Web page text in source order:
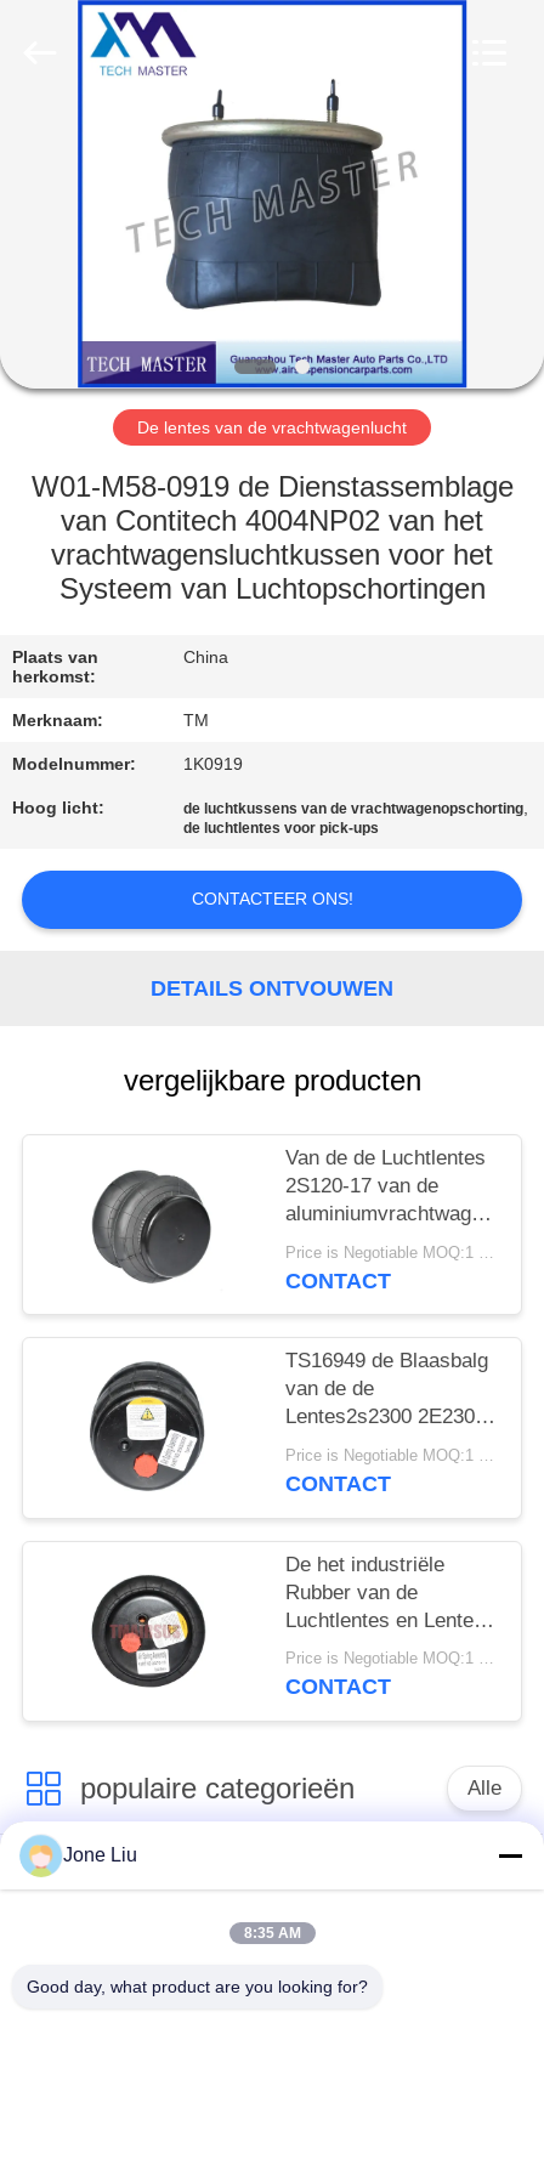
PRODUCTEN
OVER
ONS
FABRIEKSRONDLEIDING
KWALITEITSCONTROLE
CONTACT
MET
NIEUWS
EEN
OFFERTE
SITEMAP
PRIVACY
BELEID
De lentes van de vrachtwagenlucht
W01-M58-0919 de Dienstassemblage
van Contitech 4004NP02 van het
vrachtwagensluchtkussen voor het
Systeem van Luchtopschortingen
Plaats van
herkomst:
China
Merknaam: TM
Modelnummer: 1K0919
Hoog licht: de luchtkussens van de vrachtwagenopschorting,
de luchtlentes voor pick-ups
CONTACTEER ONS!
DETAILS ONTVOUWEN
vergelijkbare producten
Van de de Luchtlentes
2S120-17 van de
aluminiumvrachtwagen
van de de
Luchtblaasbalg de Auto
Price is Negotiable MOQ:1 PC
CONTACT
TS16949 de Blaasbalg
van de de
Lentes2s2300 2E2300
Lucht van de
vrachtwagenlucht
Price is Negotiable MOQ:1 PC
CONTACT
De het industriële
Rubber van de
Luchtlentes en Lente
van de Staal2e6*6
2S70-13 Lucht
Price is Negotiable MOQ:1 PC
CONTACT
populaire categorieën Alle
De Schok van de
luchtopschorting
luchtopschorting
Benz de Delen
BMW-de Delen van
Jone Liu
8:35 AM
Good day, what product are you looking for?